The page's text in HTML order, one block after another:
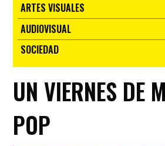
ARTES VISUALES
AUDIOVISUAL
SOCIEDAD
UN VIERNES DE
POP